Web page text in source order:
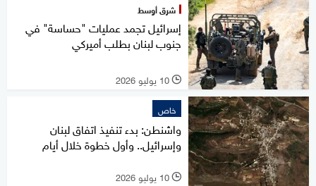
شرق أوسط
إسرائيل تجمد عمليات "حساسة" في
جنوب لبنان بطلب أميركي
l 10 يوليو 2026
خاص
واشنطن: بدء تنفيذ اتفاق لبنان
وإسرائيل.. وأول خطوة خلال أيام
l 10 يوليو 2026